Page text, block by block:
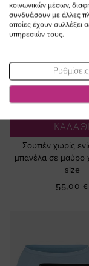
ΚΑΛΑΘΙ
Σουτιέν χωρίς
μπανέλα σε μαύρο
size
55,00 €
κοινωνικών μέσων,
συνδυάσουν με άλλες
οποίες έχουν
υπηρεσιών τους.
Ρυθμίσεις